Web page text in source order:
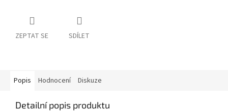
ZEPTAT SE SDÍLET
Popis Hodnocení Diskuze
Detailní popis produktu